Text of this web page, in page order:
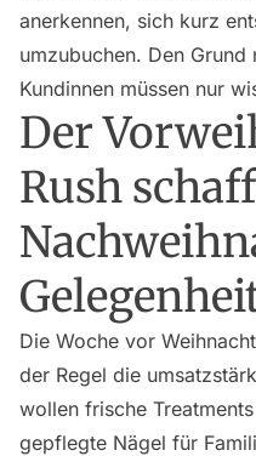
anerkennen, sich kurz
umzubuchen. Den
Kundinnen müssen nur
Der
Rush
Die Woche vor
der Regel die
wollen frische
gepflegte Nägel für